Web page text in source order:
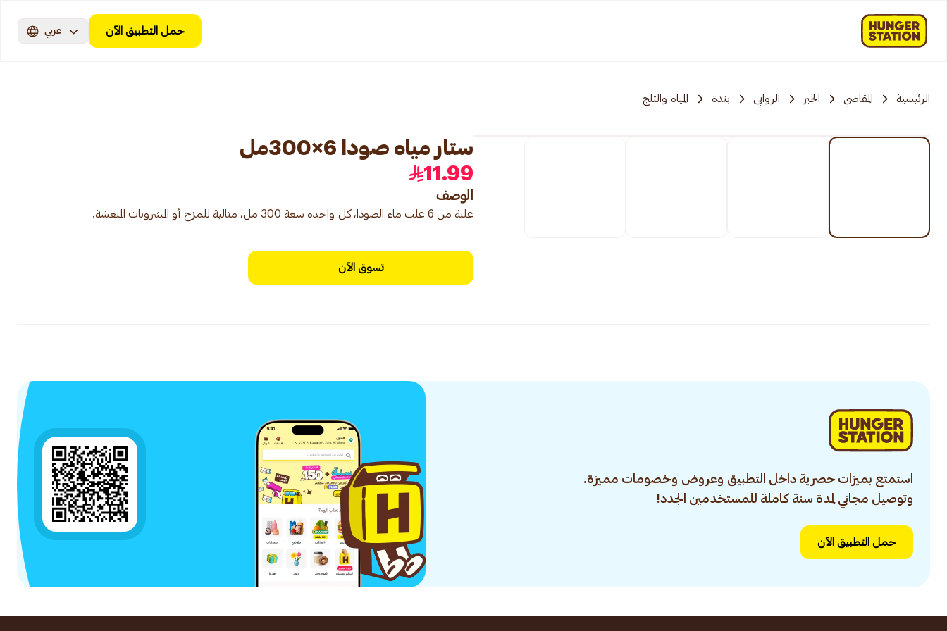
حمل التطبيق الآن عربي
الرئيسية المقاضي الخبر الروابي بندة المياه والثلج
ستار مياه صودا 6×300مل
11.99
الوصف
علبة من 6 علب ماء الصودا، كل واحدة سعة 300 مل، مثالية للمزج أو المشروبات المنعشة.
تسوق الآن
استمتع بميزات حصرية داخل التطبيق وعروض وخصومات مميزة.
وتوصيل مجاني لمدة سنة كاملة للمستخدمين الجدد!
حمل التطبيق الآن